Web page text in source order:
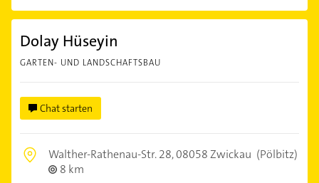
Dolay Hüseyin
GARTEN- UND LANDSCHAFTSBAU
Chat starten
Walther-Rathenau-Str. 28,08058 Zwickau (Pölbitz)
8 km